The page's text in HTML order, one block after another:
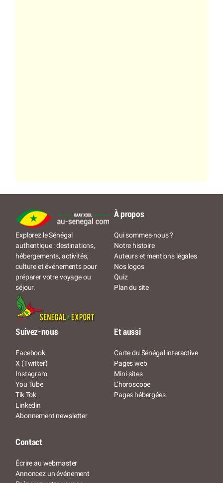
Explorez le Sénégal
authentique : destinations,
hébergements, activités,
culture et événements pour
préparer votre voyage ou
séjour.
À propos
Qui sommes-nous ?
Notre histoire
Auteurs et mentions légales
Nos logos
Quiz
Plan du site
Suivez-nous
Facebook
X (Twitter)
Instagram
You Tube
Tik Tok
Linkedin
Abonnement newsletter
Et aussi
Carte du Sénégal interactive
Pages web
Mini-sites
L’horoscope
Pages hébergées
Contact
Écrire au webmaster
Annoncez un événement